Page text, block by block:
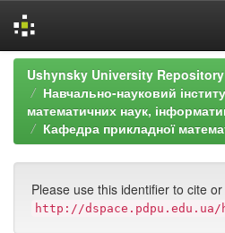
Skip
navigation
Ushynsky University Repository
Навчально-науковий
математичних наук,
Кафедра прикладної
Please use this identifier to cite
http://dspace.pdpu.edu.ua/